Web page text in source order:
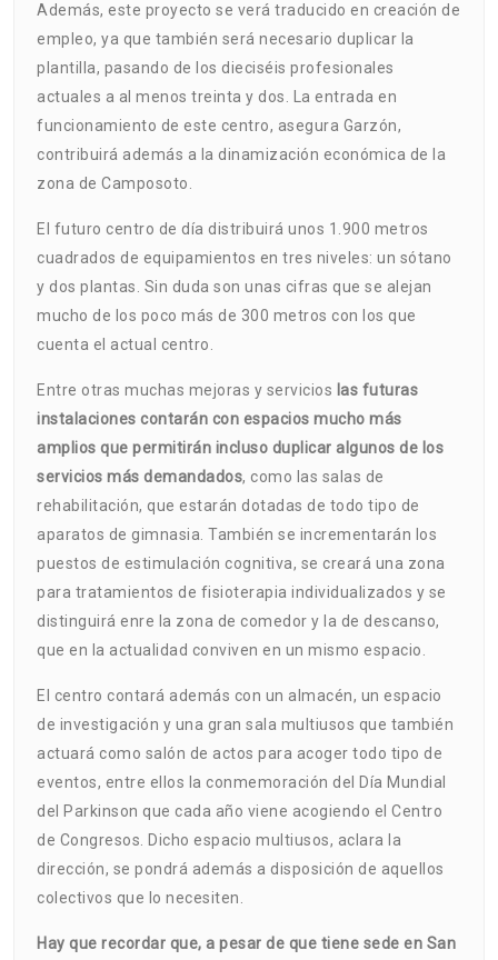
Además, este proyecto se verá traducido en creación de
empleo, ya que también será necesario duplicar la
plantilla, pasando de los dieciséis profesionales
actuales a al menos treinta y dos. La entrada en
funcionamiento de este centro, asegura Garzón,
contribuirá además a la dinamización económica de la
zona de Camposoto.
El futuro centro de día distribuirá unos 1.900 metros
cuadrados de equipamientos en tres niveles: un sótano
y dos plantas. Sin duda son unas cifras que se alejan
mucho de los poco más de 300 metros con los que
cuenta el actual centro.
Entre otras muchas mejoras y servicios las futuras
instalaciones contarán con espacios mucho más
amplios que permitirán incluso duplicar algunos de los
servicios más demandados, como las salas de
rehabilitación, que estarán dotadas de todo tipo de
aparatos de gimnasia. También se incrementarán los
puestos de estimulación cognitiva, se creará una zona
para tratamientos de fisioterapia individualizados y se
distinguirá enre la zona de comedor y la de descanso,
que en la actualidad conviven en un mismo espacio.
El centro contará además con un almacén, un espacio
de investigación y una gran sala multiusos que también
actuará como salón de actos para acoger todo tipo de
eventos, entre ellos la conmemoración del Día Mundial
del Parkinson que cada año viene acogiendo el Centro
de Congresos. Dicho espacio multiusos, aclara la
dirección, se pondrá además a disposición de aquellos
colectivos que lo necesiten.
Hay que recordar que, a pesar de que tiene sede en San